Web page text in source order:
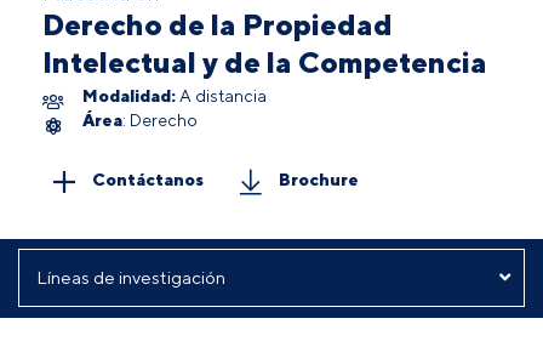
Derecho de la Propiedad
Intelectual y de la Competencia
Modalidad: A distancia
Área: Derecho
Contáctanos Brochure